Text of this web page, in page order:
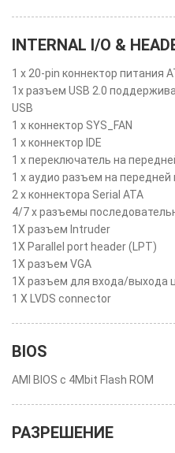
INTERNAL I/O &
1 x 20-pin коннектор питания
1x разъем USB 2.0
USB
1 x коннектор SYS_FAN
1 x коннектор IDE
1 x переключатель на
1 x аудио разъем на передней
2 x коннектора Serial ATA
4/7 x разъемы
1X разъем Intruder
1X Parallel port header (LPT)
1X разъем VGA
1X разъем для входа/выхода
1 X LVDS connector
BIOS
AMI BIOS с 4Mbit Flash ROM
РАЗРЕШЕНИЕ